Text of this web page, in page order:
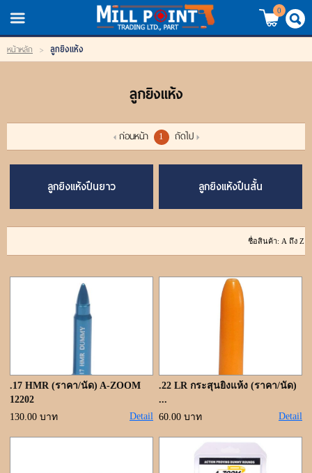
TH/EN
LOGIN REGISTER
My Wishlist
สินค้า
แบรนด์
เข้าสู่ระบบ
ขั้นตอนการสั่งซื้อ
แจ้งชำระเงิน
ค้นหาสินค้า
ติดต่อเรา
0
หน้าหลัก > ลูกยิงแห้ง
ลูกยิงแห้ง
ก่อนหน้า 1 ถัดไป
ลูกยิงแห้งปืนยาว ลูกยิงแห้งปืนสั้น
.17 HMR (ราคา/นัด) A-ZOOM
12202
130.00 บาท
Detail
.22 LR กระสุนยิงแห้ง (ราคา/นัด)
...
60.00 บาท
Detail